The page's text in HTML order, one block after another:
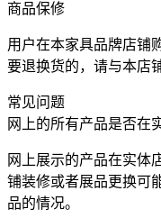
商品保修
用户在本家具品牌店铺
要退换货的，请与本店
常见问题
网上的所有产品是否在
网上展示的产品在实体
铺装修或者展品更换可
品的情况。